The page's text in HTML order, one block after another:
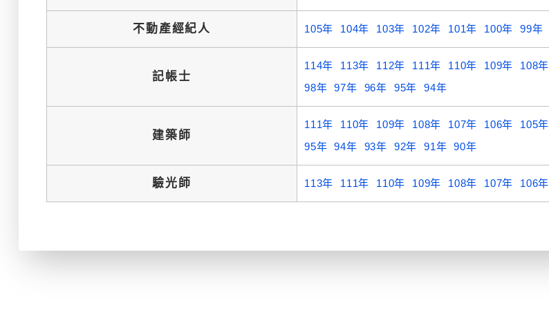
不動產經紀人 105年 104年 103年 102年 101年 100年 99年
記帳士
114年 113年 112年 111年 110年 109年 108年
98年
97年 96年 95年 94年
建築師
111年 110年 109年 108年 107年 106年 105年
95年
94年 93年 92年 91年 90年
驗光師 113年 111年 110年 109年 108年 107年 106年